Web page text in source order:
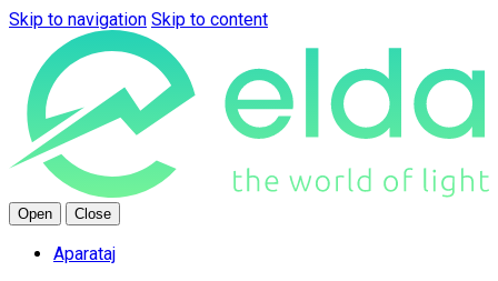
Skip to navigation Skip to content
Open Close
Aparataj